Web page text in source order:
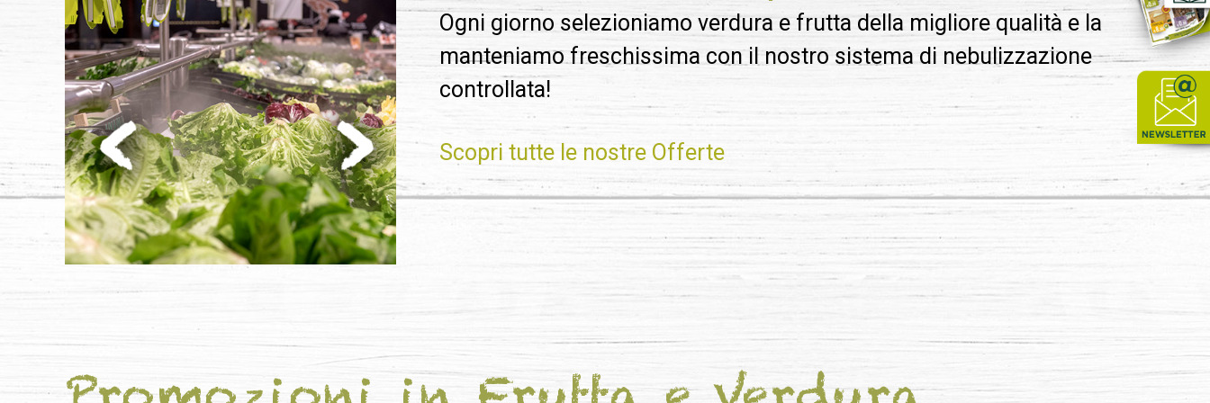
Ogni giorno selezioniamo verdura e frutta della migliore qualità e la
manteniamo freschissima con il nostro sistema di nebulizzazione
controllata!
Scopri tutte le nostre Offerte